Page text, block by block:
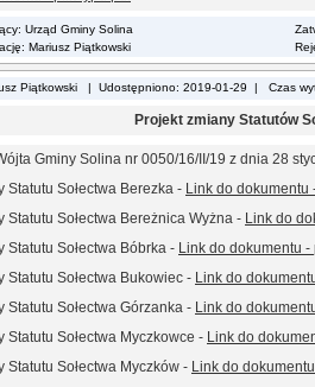
Urząd Gminy Solina
Mariusz Piątkowski
Piątkowski | Udostępniono: 2019-01-29 | Czas
Projekt zmiany Statutów
Gminy Solina nr 0050/16/II/19 z dnia 28
Statutu Sołectwa Berezka - Link do dokumentu
Statutu Sołectwa Bereżnica Wyżna - Link do
Statutu Sołectwa Bóbrka - Link do dokumentu -
Statutu Sołectwa Bukowiec - Link do
Statutu Sołectwa Górzanka - Link do
Statutu Sołectwa Myczkowce - Link do
Statutu Sołectwa Myczków - Link do